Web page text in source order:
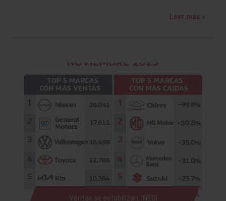
Leer más »
Ventas se estabilizan: INEGI